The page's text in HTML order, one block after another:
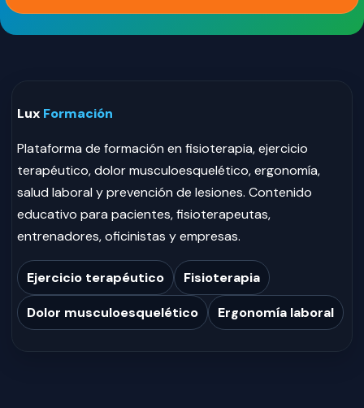
Lux Formación
Plataforma de formación en fisioterapia, ejercicio
terapéutico, dolor musculoesquelético, ergonomía,
salud laboral y prevención de lesiones. Contenido
educativo para pacientes, fisioterapeutas,
entrenadores, oficinistas y empresas.
Ejercicio terapéutico Fisioterapia
Dolor musculoesquelético Ergonomía laboral